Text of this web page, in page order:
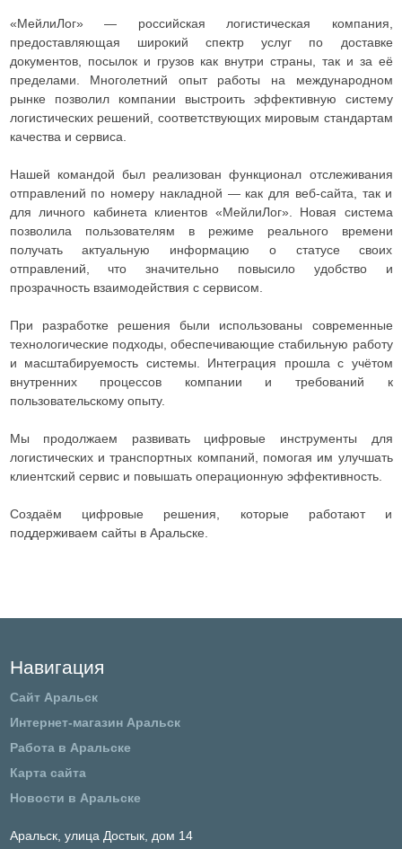
«МейлиЛог» — российская логистическая компания,
предоставляющая широкий спектр услуг по доставке
документов, посылок и грузов как внутри страны, так и за её
пределами. Многолетний опыт работы на международном
рынке позволил компании выстроить эффективную систему
логистических решений, соответствующих мировым стандартам
качества и сервиса.
Нашей командой был реализован функционал отслеживания
отправлений по номеру накладной — как для веб-сайта, так и
для личного кабинета клиентов «МейлиЛог». Новая система
позволила пользователям в режиме реального времени
получать актуальную информацию о статусе своих
отправлений, что значительно повысило удобство и
прозрачность взаимодействия с сервисом.
При разработке решения были использованы современные
технологические подходы, обеспечивающие стабильную работу
и масштабируемость системы. Интеграция прошла с учётом
внутренних процессов компании и требований к
пользовательскому опыту.
Мы продолжаем развивать цифровые инструменты для
логистических и транспортных компаний, помогая им улучшать
клиентский сервис и повышать операционную эффективность.
Создаём цифровые решения, которые работают и
поддерживаем сайты в Аральске.
Навигация
Сайт Аральск
Интернет-магазин Аральск
Работа в Аральске
Карта сайта
Новости в Аральске
Аральск, улица Достык, дом 14